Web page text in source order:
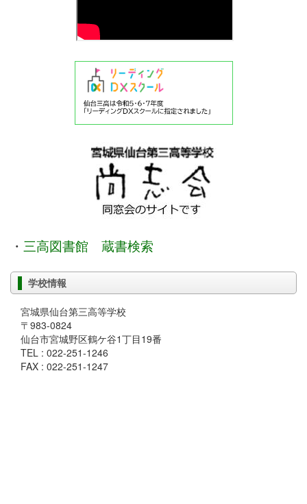
・ 三高図書館 蔵書検索
学校情報
宮城県仙台第三高等学校
〒983-0824
仙台市宮城野区鶴ケ谷1丁目19番
TEL : 022-251-1246
FAX : 022-251-1247